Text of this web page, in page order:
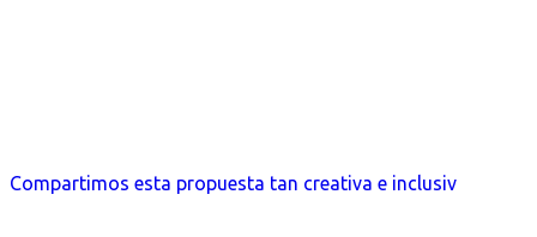
Compartimos esta propuesta tan creativa e inclusiv